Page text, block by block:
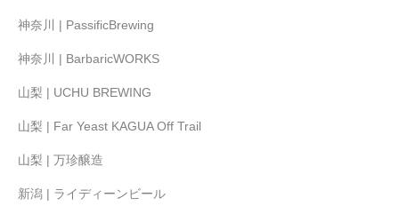
神奈川 | PassificBrewing
神奈川 | BarbaricWORKS
山梨 | UCHU BREWING
山梨 | Far Yeast KAGUA Off Trail
山梨 | 万珍醸造
新潟 | ライディーンビール